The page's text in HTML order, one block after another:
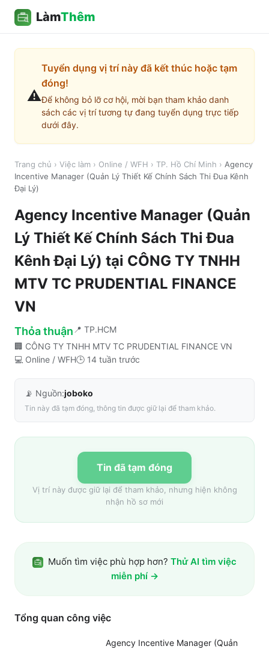
LàmThêm
⚠️
Tuyển dụng vị trí này đã kết thúc hoặc tạm
đóng!
Để không bỏ lỡ cơ hội, mời bạn tham khảo danh
sách các vị trí tương tự đang tuyển dụng trực tiếp
dưới đây.
Trang chủ › Việc làm › Online / WFH › TP. Hồ Chí Minh › Agency
Incentive Manager (Quản Lý Thiết Kế Chính Sách Thi Đua Kênh
Đại Lý)
Agency Incentive Manager (Quản
Lý Thiết Kế Chính Sách Thi Đua
Kênh Đại Lý) tại CÔNG TY TNHH
MTV TC PRUDENTIAL FINANCE
VN
Thỏa thuận 📍 TP.HCM
🏢 CÔNG TY TNHH MTV TC PRUDENTIAL FINANCE VN
💻 Online / WFH🕒 14 tuần trước
📡 Nguồn:joboko
Tin này đã tạm đóng, thông tin được giữ lại để tham khảo.
Tin đã tạm đóng
Vị trí này được giữ lại để tham khảo, nhưng hiện không
nhận hồ sơ mới
Muốn tìm việc phù hợp hơn? Thử AI tìm việc
miễn phí →
Tổng quan công việc
Agency Incentive Manager (Quản